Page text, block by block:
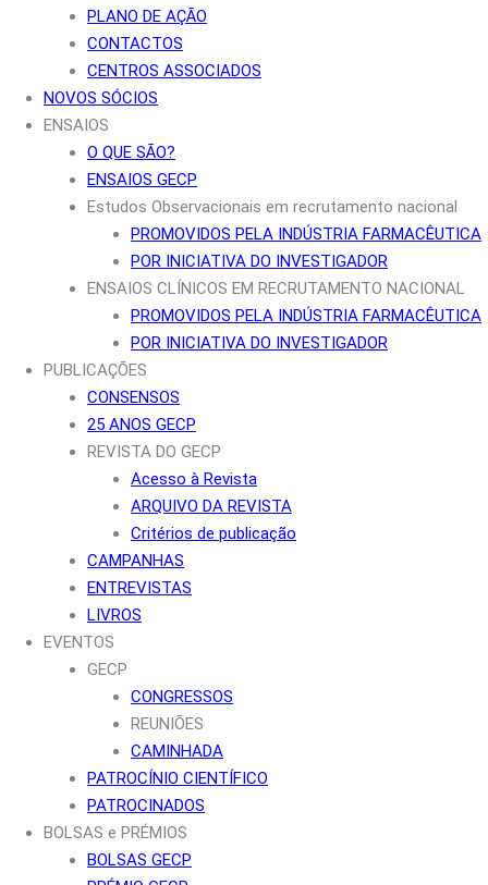
PLANO DE AÇÃO
CONTACTOS
CENTROS ASSOCIADOS
NOVOS SÓCIOS
ENSAIOS
O QUE SÃO?
ENSAIOS GECP
Estudos Observacionais em recrutamento nacional
PROMOVIDOS PELA INDÚSTRIA FARMACÊUTICA
POR INICIATIVA DO INVESTIGADOR
ENSAIOS CLÍNICOS EM RECRUTAMENTO NACIONAL
PROMOVIDOS PELA INDÚSTRIA FARMACÊUTICA
POR INICIATIVA DO INVESTIGADOR
PUBLICAÇÕES
CONSENSOS
25 ANOS GECP
REVISTA DO GECP
Acesso à Revista
ARQUIVO DA REVISTA
Critérios de publicação
CAMPANHAS
ENTREVISTAS
LIVROS
EVENTOS
GECP
CONGRESSOS
REUNIÕES
CAMINHADA
PATROCÍNIO CIENTÍFICO
PATROCINADOS
BOLSAS e PRÉMIOS
BOLSAS GECP